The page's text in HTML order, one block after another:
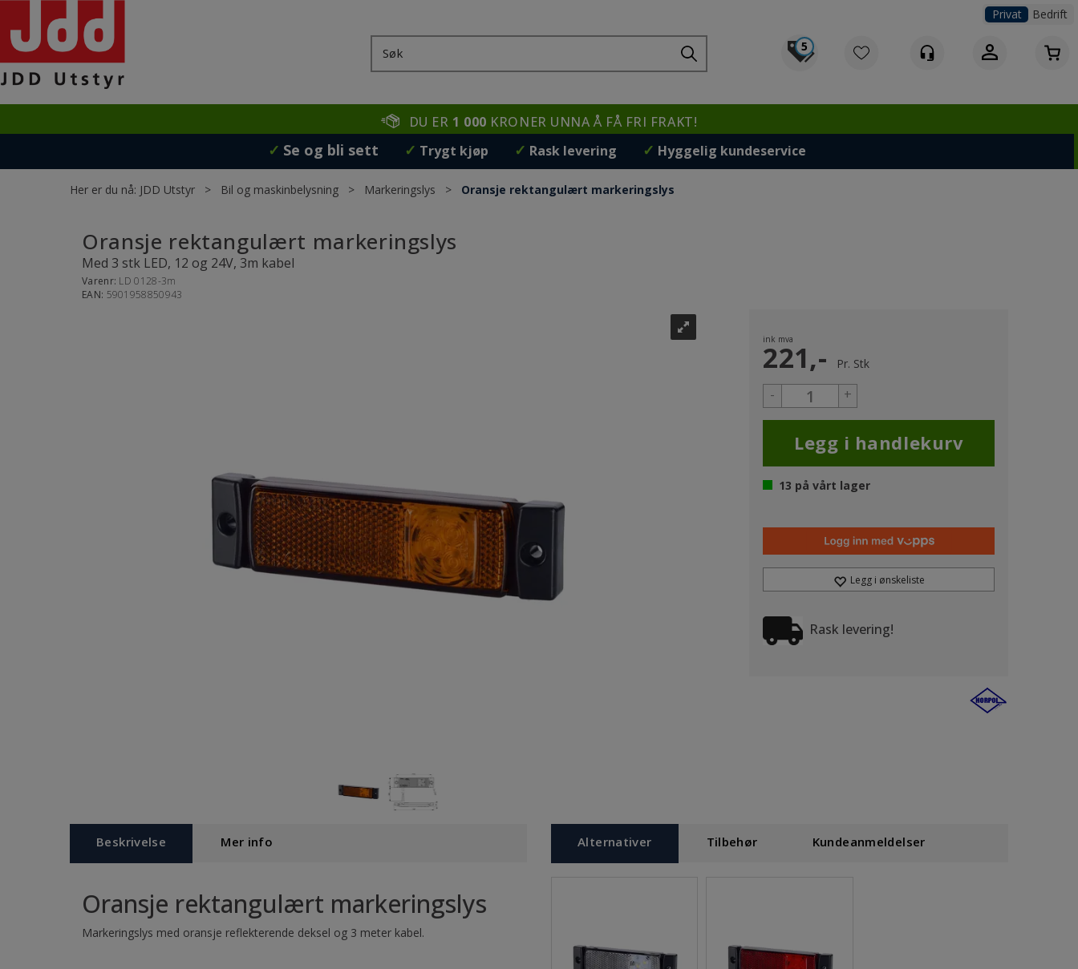
Privat Bedrift
5
DU ER 1 000 KRONER UNNA Å FÅ FRI FRAKT!
✓ Se og bli sett ✓ Trygt kjøp ✓ Rask levering ✓ Hyggelig kundeservice
Her er du nå: JDD Utstyr > Bil og maskinbelysning > Markeringslys > Oransje rektangulært markeringslys
Oransje rektangulært markeringslys
Med 3 stk LED, 12 og 24V, 3m kabel
Varenr: LD 0128-3m
EAN: 5901958850943
ink mva
221,- Pr. Stk
- +
13 på vårt lager
Legg i ønskeliste
Rask levering!
Beskrivelse Mer info
Oransje rektangulært markeringslys
Markeringslys med oransje reflekterende deksel og 3 meter kabel.
Alternativer Tilbehør Kundeanmeldelser